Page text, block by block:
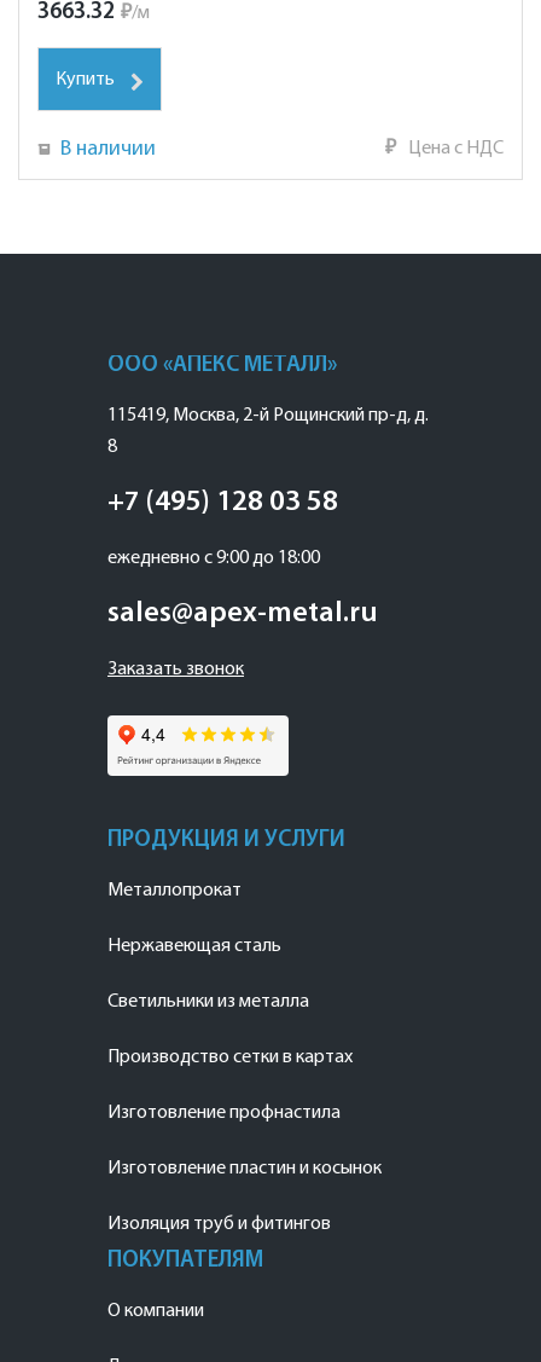
3663.32 ₽/м
Купить
В наличии ₽ Цена с НДС
ООО «АПЕКС МЕТАЛЛ»
115419, Москва, 2-й Рощинский пр-д, д.
8
+7 (495) 128 03 58
ежедневно с 9:00 до 18:00
sales@apex-metal.ru
Заказать звонок
ПРОДУКЦИЯ И УСЛУГИ
Металлопрокат
Нержавеющая сталь
Светильники из металла
Производство сетки в картах
Изготовление профнастила
Изготовление пластин и косынок
Изоляция труб и фитингов
ПОКУПАТЕЛЯМ
О компании